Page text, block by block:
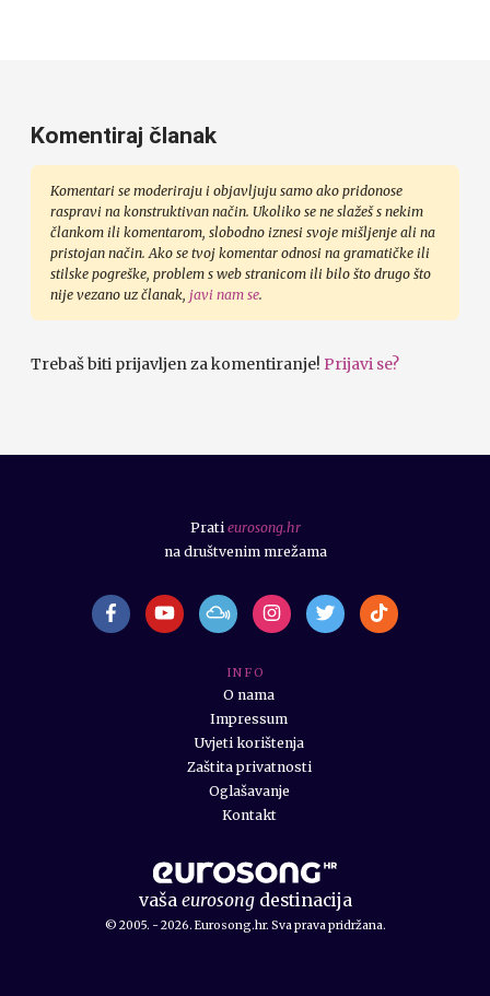
Komentiraj članak
Komentari se moderiraju i objavljuju samo ako pridonose
raspravi na konstruktivan način. Ukoliko se ne slažeš s nekim
člankom ili komentarom, slobodno iznesi svoje mišljenje ali na
pristojan način. Ako se tvoj komentar odnosi na gramatičke ili
stilske pogreške, problem s web stranicom ili bilo što drugo što
nije vezano uz članak, javi nam se.
Trebaš biti prijavljen za komentiranje! Prijavi se?
vaša eurosongdestinacija
© 2005. - 2026. Eurosong.hr. Sva prava pridržana.
I N F O
O nama
Impressum
Uvjeti korištenja
Zaštita privatnosti
Oglašavanje
Kontakt
Prati eurosong.hr
na društvenim mrežama